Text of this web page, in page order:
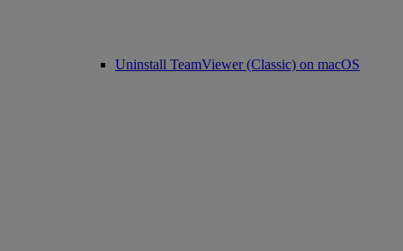
Uninstall TeamViewer (Classic) on macOS